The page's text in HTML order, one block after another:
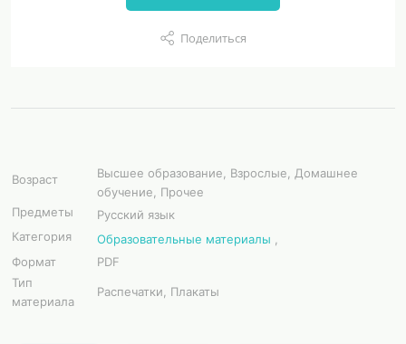
Поделиться
Возраст
Высшее образование, Взрослые, Домашнее
обучение, Прочее
Предметы
Русский язык
Категория
Образовательные материалы
Формат
PDF
Тип
материала
Распечатки, Плакаты